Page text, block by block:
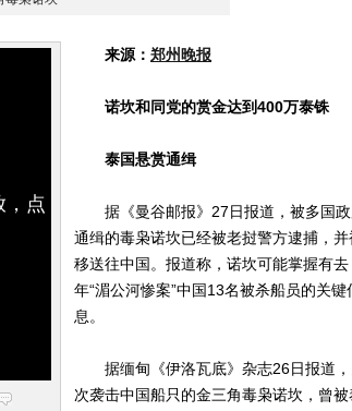
，点
来源： 郑州晚报
诺坎和同党的赏金达到400万泰铢
泰国悬赏通缉
据《曼谷邮报》27日报道，被多国
通缉的毒枭诺坎已经被老挝警方逮捕，并
移送往中国。报道称，诺坎可能掌握有去
年“湄公河惨案”中国13名被杀船员的关键
息。
据缅甸《伊洛瓦底》杂志26日报道，
次袭击中国船只的金三角毒枭诺坎，曾被